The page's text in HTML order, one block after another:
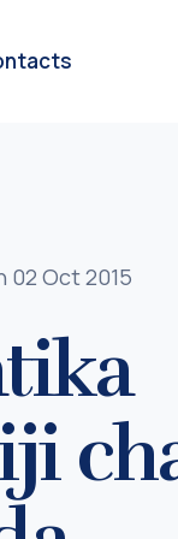
02 Oct 2015